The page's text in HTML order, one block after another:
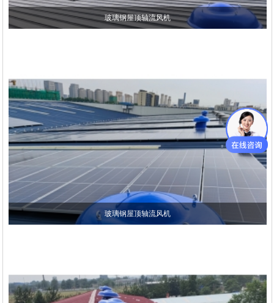
玻璃钢屋顶轴流风机
玻璃钢屋顶轴流风机